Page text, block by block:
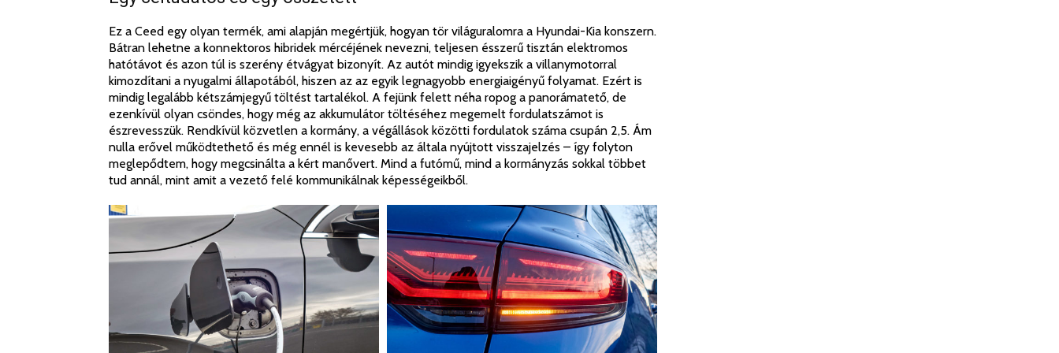
Ez a Ceed egy olyan termék, ami alapján megértjük, hogyan tör világuralomra a Hyundai-Kia konszern.
Bátran lehetne a konnektoros hibridek mércéjének nevezni, teljesen ésszerű tisztán elektromos
hatótávot és azon túl is szerény étvágyat bizonyít. Az autót mindig igyekszik a villanymotorral
kimozdítani a nyugalmi állapotából, hiszen az az egyik legnagyobb energiaigényű folyamat. Ezért is
mindig legalább kétszámjegyű töltést tartalékol. A fejünk felett néha ropog a panorámatető, de
ezenkívül olyan csöndes, hogy még az akkumulátor töltéséhez megemelt fordulatszámot is
észrevesszük. Rendkívül közvetlen a kormány, a végállások közötti fordulatok száma csupán 2,5. Ám
nulla erővel működtethető és még ennél is kevesebb az általa nyújtott visszajelzés – így folyton
meglepődtem, hogy megcsinálta a kért manővert. Mind a futómű, mind a kormányzás sokkal többet
tud annál, mint amit a vezető felé kommunikálnak képességeikből.